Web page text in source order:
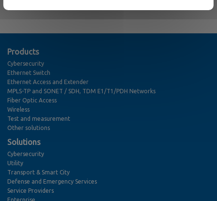
Products
Cybersecurity
Ethernet Switch
Ethernet Access and Extender
MPLS-TP and SONET / SDH, TDM E1/T1/PDH Networks
Fiber Optic Access
Wireless
Test and measurement
Other solutions
Solutions
Cybersecurity
Utility
Transport & Smart City
Defense and Emergency Services
Service Providers